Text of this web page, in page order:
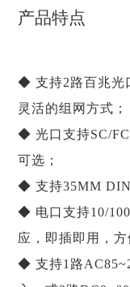
产品特点
◆ 支持2路百兆光
灵活的组网方式；
◆ 光口支持SC/
可选；
◆ 支持35MM
◆ 电口支持10/
应，即插即用，方
◆ 支持1路